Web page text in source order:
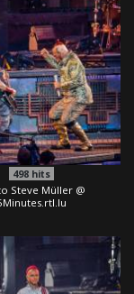
498 hits
Steve Müller @